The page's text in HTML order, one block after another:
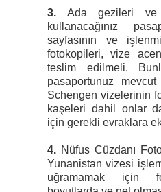
3. Ada gezileri ve
kullanacağınız
sayfasının ve
fotokopileri, vize
teslim edilmeli.
pasaportunuz
Schengen vizelerinin
kaşeleri dahil onlar
için gerekli evraklara
4. Nüfus Cüzdanı
Yunanistan vizesi
uğramamak için